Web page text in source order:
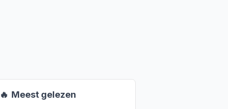
🔥 Meest gelezen